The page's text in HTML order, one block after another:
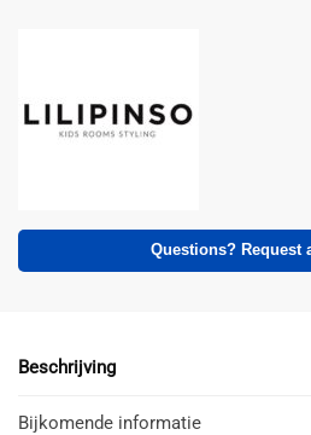
Questions? Request
Beschrijving
Bijkomende informatie